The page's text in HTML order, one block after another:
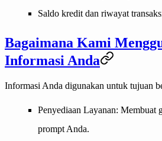
Saldo kredit dan riwayat
Bagaimana Kami
Informasi Anda
Informasi Anda digunakan untuk tujuan
Penyediaan Layanan: Membuat
prompt Anda.